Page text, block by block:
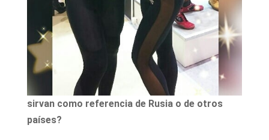
sirvan como referencia de Rusia o de otros
países?